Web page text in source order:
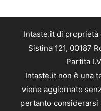
Intaste.it di proprietà
Sistina 121, 00187
Partita
Intaste.it non è una
viene aggiornato
pertanto